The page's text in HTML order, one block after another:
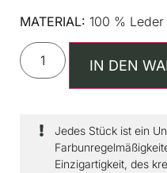
MATERIAL: 100 % Leder
IN DEN
Jedes Stück ist ein
Einzigartigkeit, des